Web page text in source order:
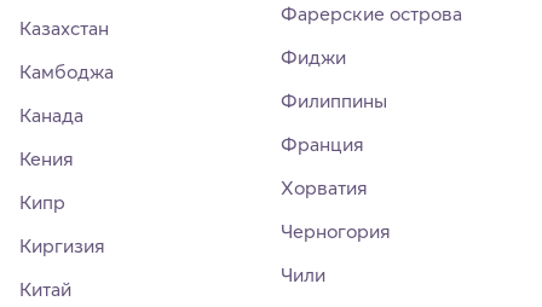
Казахстан
Камбоджа
Канада
Кения
Кипр
Киргизия
Китай
Фарерские острова
Фиджи
Филиппины
Франция
Хорватия
Черногория
Чили